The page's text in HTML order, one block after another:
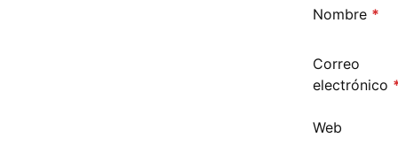
Nombre *
Correo
electrónico
Web